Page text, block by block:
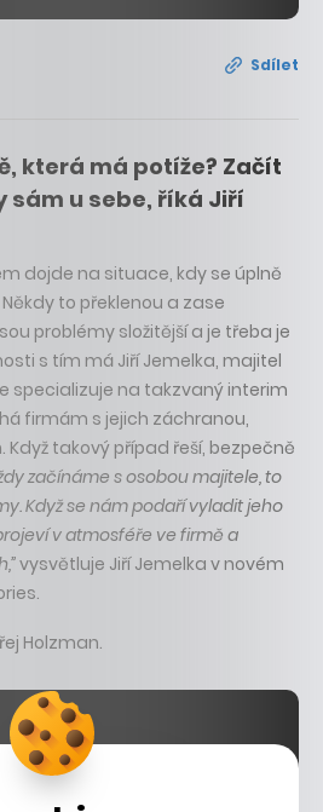
Sdílet
která má potíže? Začít
sám u sebe, říká Jiří
dojde na situace, kdy se úplně
to překlenou a zase
problémy složitější a je třeba je
s tím má Jiří Jemelka, majitel
specializuje na takzvaný interim
firmám s jejich záchranou,
Když takový případ řeší, bezpečně
začínáme s osobou majitele, to
Když se nám podaří vyladit jeho
v atmosféře ve firmě a
vysvětluje Jiří Jemelka v novém
Holzman.